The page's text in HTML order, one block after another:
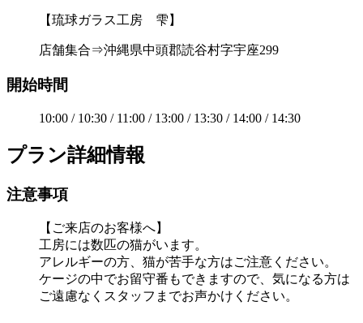
【琉球ガラス工房 雫】
店舗集合⇒沖縄県中頭郡読谷村字宇座299
開始時間
10:00 / 10:30 / 11:00 / 13:00 / 13:30 / 14:00 / 14:30
プラン詳細情報
注意事項
【ご来店のお客様へ】
工房には数匹の猫がいます。
アレルギーの方、猫が苦手な方はご注意ください。
ケージの中でお留守番もできますので、気になる方は
ご遠慮なくスタッフまでお声かけください。